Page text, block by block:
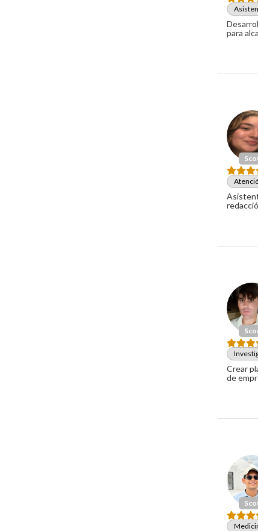
para
Crear
de